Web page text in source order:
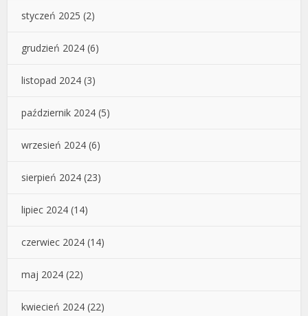
styczeń 2025 (2)
grudzień 2024 (6)
listopad 2024 (3)
październik 2024 (5)
wrzesień 2024 (6)
sierpień 2024 (23)
lipiec 2024 (14)
czerwiec 2024 (14)
maj 2024 (22)
kwiecień 2024 (22)